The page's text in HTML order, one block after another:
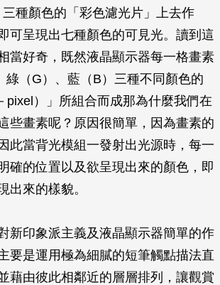
三種顏色的「彩色濾光片」上去作
可呈現出七種顏色的可見光。讀到這
當好奇，既然液晶顯示器每一格畫素
綠（G）、藍（B）三種不同顏色的
pixel）」所組合而成那為什麼我們在
些畫素呢？原因很簡單，因為畫素的
此當背光模組一發射出光源時，每一
確的位置以及欲呈現出來的顏色，即
出來的樣貌。
新印象派主義及液晶顯示器簡單的作
要是運用極為細膩的短筆觸點描法直
藉由彼此相鄰近的層層排列，讓觀賞